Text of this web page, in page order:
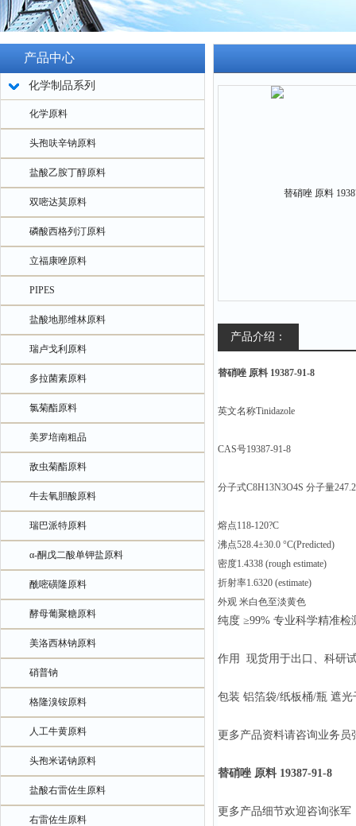
产品中心
化学制品系列
化学原料
头孢呋辛钠原料
盐酸乙胺丁醇原料
双嘧达莫原料
磷酸西格列汀原料
立福康唑原料
PIPES
盐酸地那维林原料
瑞卢戈利原料
多拉菌素原料
氯菊酯原料
美罗培南粗品
敌虫菊酯原料
牛去氧胆酸原料
瑞巴派特原料
α-酮戊二酸单钾盐原料
酰嘧磺隆原料
酵母葡聚糖原料
美洛西林钠原料
硝普钠
格隆溴铵原料
人工牛黄原料
头孢米诺钠原料
盐酸右雷佐生原料
右雷佐生原料
产品介绍：
替硝唑 原料 19387-91-8
英文名称Tinidazole
CAS号19387-91-8
分子式C8H13N3O4S 分子量
熔点118-120?C
沸点528.4±30.0 °C(Predicted)
密度1.4338 (rough estimate)
折射率1.6320 (estimate)
外观 米白色至淡黄色
纯度 ≥99% 专业科学精准检
作用 现货用于出口、科研
包装 铝箔袋/纸板桶/瓶 遮
更多产品资料请咨询业务员
替硝唑 原料 19387-91-8
更多产品细节欢迎咨询张军